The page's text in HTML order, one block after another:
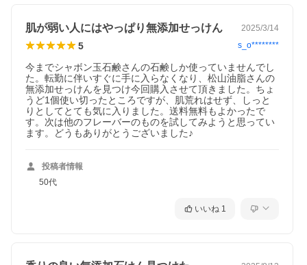
肌が弱い人にはやっぱり無添加せっけん 2025/3/14
5 s_o********
今までシャボン玉石鹸さんの石鹸しか使っていませんでし
た。転勤に伴いすぐに手に入らなくなり、松山油脂さんの
無添加せっけんを見つけ今回購入させて頂きました。ちょ
うど1個使い切ったところですが、肌荒れはせず、しっと
りとしてとても気に入りました。送料無料もよかったで
す。次は他のフレーバーのものを試してみようと思ってい
ます。どうもありがとうございました♪
投稿者情報
50代
いいね 1